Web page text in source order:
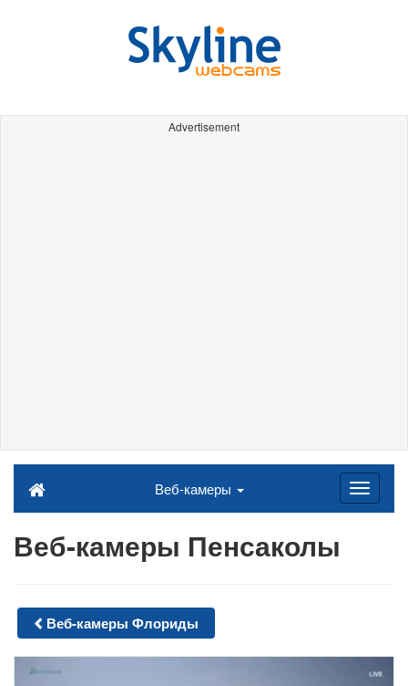
Advertisement
Веб-камеры
Веб-камеры Пенсаколы
Веб-камеры Флориды